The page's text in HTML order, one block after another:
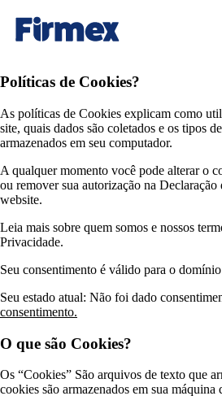
Políticas de Cookies?
As políticas de Cookies explicam como
site, quais dados são coletados e os tipos
armazenados em seu computador.
A qualquer momento você pode alterar o
ou remover sua autorização na Declaração
website.
Leia mais sobre quem somos e nossos
Privacidade.
Seu consentimento é válido para o
Seu estado atual: Não foi dado
consentimento.
O que são Cookies?
Os “Cookies” São arquivos de texto que
cookies são armazenados em sua máquina